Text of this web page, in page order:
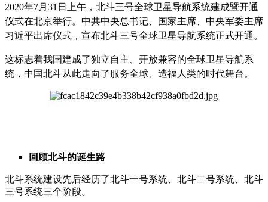
2020年7月31日上午，北斗三号全球卫星导航系统建成暨开通
仪式在北京举行。中共中央总书记、国家主席、中央军委主席
习近平出席仪式，宣布北斗三号全球卫星导航系统正式开通。
这标志着我国建成了独立自主、开放兼容的全球卫星导航系
统，中国北斗从此走向了服务全球、造福人类的时代舞台。
回顾北斗的诞生路
北斗系统建设先后经历了北斗一号系统、北斗二号系统、北斗
三号系统三个阶段。